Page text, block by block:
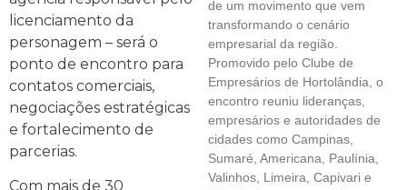
licenciamento da
personagem – será o
ponto de encontro para
contatos comerciais,
negociações estratégicas
e fortalecimento de
parcerias.
Com mais de 30
de um movimento que vem
transformando o cenário
empresarial da região.
Promovido pelo Clube de
Empresários de Hortolândia, o
encontro reuniu lideranças,
empresários e autoridades de
cidades como Campinas,
Sumaré, Americana, Paulínia,
Valinhos, Limeira, Capivari e